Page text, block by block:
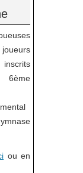
ou en